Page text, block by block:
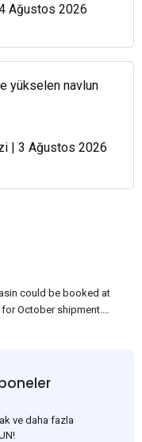
Ağustos 2026
yükselen navlun
| 3 Ağustos 2026
could be booked at
October shipment.
20,000 t at $485/t
in the market, but it
This was a re-
a Russian mill.
ve daha fazla